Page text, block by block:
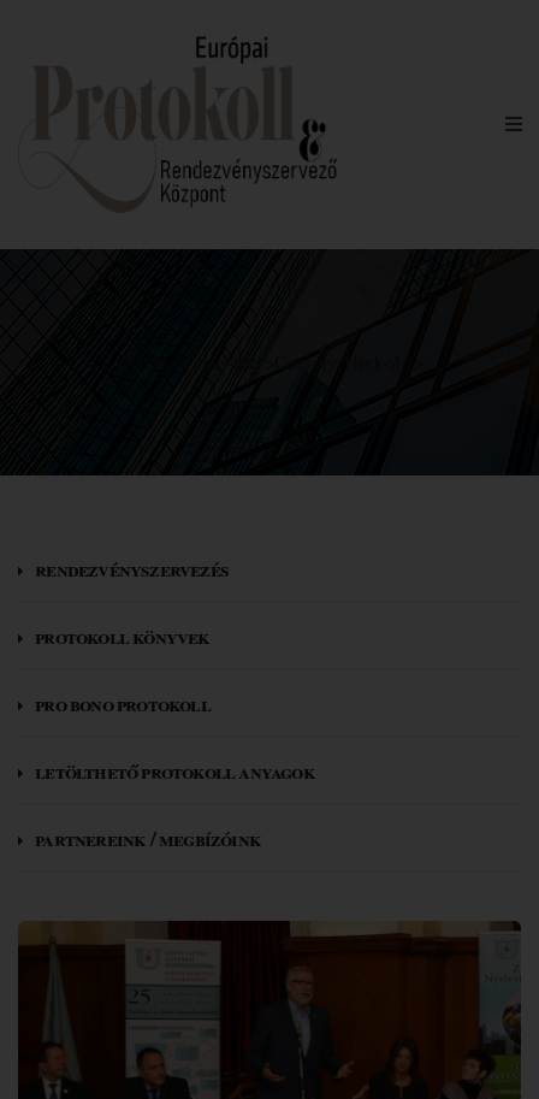
rendezvényszervezés
protokoll könyvek
pro bono protokoll
letölthető protokoll anyagok
partnereink / megbízóink